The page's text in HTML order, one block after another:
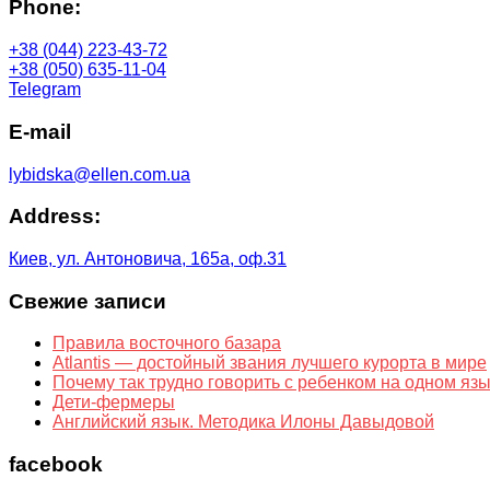
Phone:
+38 (044) 223-43-72
+38 (050) 635-11-04
Telegram
E-mail
lybidska@ellen.com.ua
Address:
Киев, ул. Антоновича, 165а, оф.31
Свежие записи
Правила восточного базара
Atlantis — достойный звания лучшего курорта в мире
Почему так трудно говорить с ребенком на одном
Дети-фермеры
Английский язык. Методика Илоны Давыдовой
facebook